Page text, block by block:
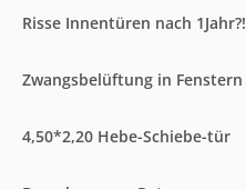
Risse Innentüren nach 1Jahr?!
Zwangsbelüftung in Fenstern
4,50*2,20 Hebe-Schiebe-tür